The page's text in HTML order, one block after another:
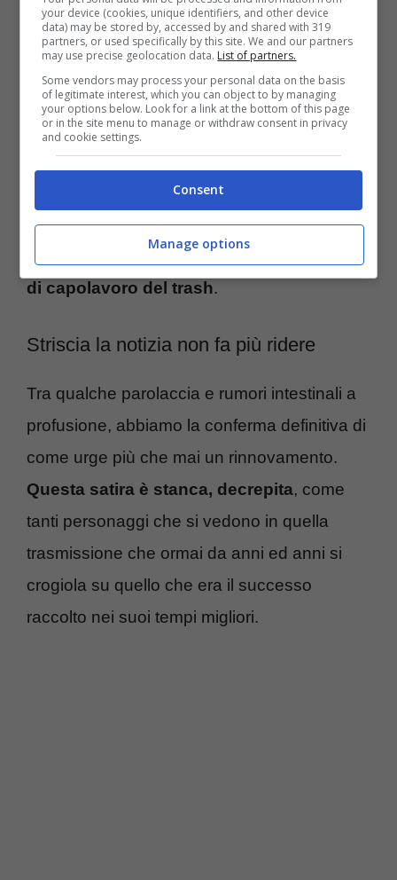
di non fare più beneficenza:“Per questo
lascio Fedez , che tra l’altro è morbosamente
attratto dalla cacca”.
Alla fine è solo uno scherzo, organizzato
ad arte proprio da “Striscia la notizia”. La
trasmissione di Antonio Ricci si è
specializzata nel fare dei videomontaggi, ed
anche stavolta si raggiungono
di capolavoro del trash.
Striscia la notizia non fa più ridere
Tra qualche parolaccia e rumori intestinali a
profusione, abbiamo la conferma definitiva di
come urge più che mai un rinnovamento.
Questa satira è stanca, decrepita, come
tanti personaggi che si vedono in quella
trasmissione che ormai da anni ed anni si
crogiola su quello che era il successo
raccolto nei suoi tempi migliori.
your device (cookies, unique identifiers, and other device
data) may be stored by, accessed by and shared with 319
partners, or used specifically by this site. We and our partners
may use precise geolocation data. List of partners.
Some vendors may process your personal data on the basis
of legitimate interest, which you can object to by managing
your options below. Look for a link at the bottom of this page
or in the site menu to manage or withdraw consent in privacy
and cookie settings.
Consent
Manage options